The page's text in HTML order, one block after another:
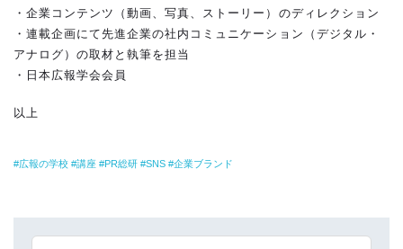
・企業コンテンツ（動画、写真、ストーリー）のディレクション
・連載企画にて先進企業の社内コミュニケーション（デジタル・
アナログ）の取材と執筆を担当
・日本広報学会会員
以上
広報の学校 講座 PR総研 SNS 企業ブランド